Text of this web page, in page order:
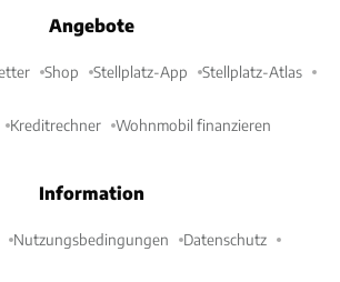
Angebote
Shop Stellplatz-App Stellplatz-Atlas
Kreditrechner Wohnmobil finanzieren
Information
Nutzungsbedingungen Datenschutz